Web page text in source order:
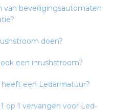
van beveiligingsautomaten
doen?
een inrushstroom?
een Ledarmatuur?
op 1 vervangen voor Led-